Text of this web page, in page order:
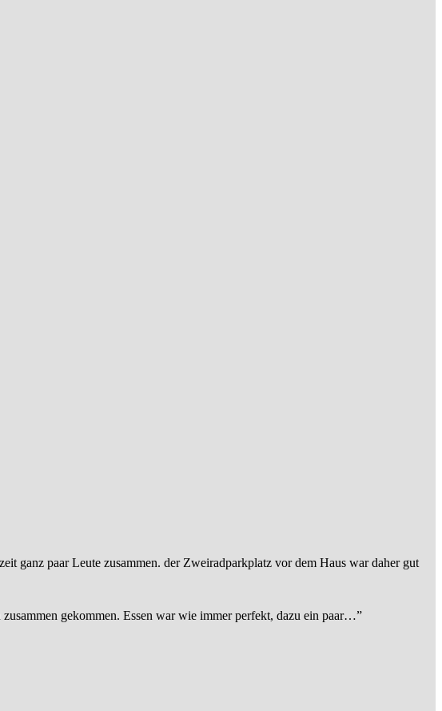
ganz paar Leute zusammen. der Zweiradparkplatz vor dem Haus war daher gut
gekommen. Essen war wie immer perfekt, dazu ein paar…”